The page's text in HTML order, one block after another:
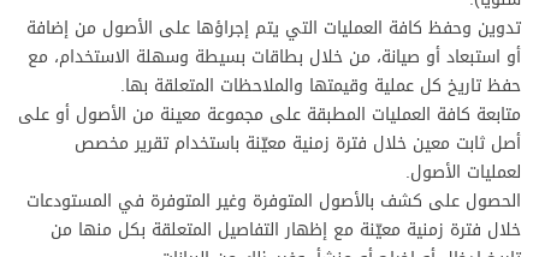
تدوين وحفظ كافة العمليات التي يتم إجراؤها على الأصول من إضافة
أو استبعاد أو صيانة، من خلال بطاقات بسيطة وسهلة الاستخدام، مع
حفظ تاريخ كل عملية وقيمتها والملاحظات المتعلقة بها.
متابعة كافة العمليات المطبقة على مجموعة معينة من الأصول أو على
أصل ثابت معين خلال فترة زمنية معيّنة باستخدام تقرير مخصص
لعمليات الأصول.
الحصول على كشف بالأصول المتوفرة وغير المتوفرة في المستودعات
خلال فترة زمنية معيّنة مع إظهار التفاصيل المتعلقة بكل منها من